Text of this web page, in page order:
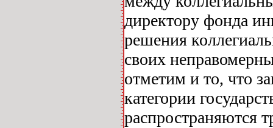
директору фонда
решения
своих
отметим и то, что
категории
распространяются